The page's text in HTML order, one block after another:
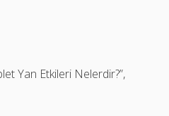
Yan Etkileri Nelerdir?”,